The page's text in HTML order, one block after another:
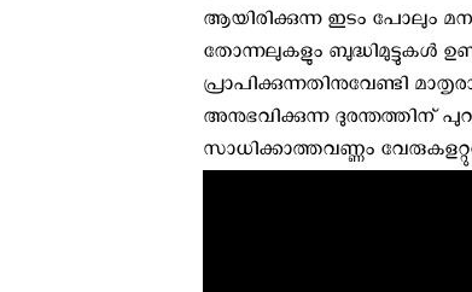
ആയിരിക്കുന്ന ഇടം പോലും
തോന്നലുകളും ബുദ്ധിമുട്ടുകൾ
പ്രാപിക്കുന്നതിനുവേണ്ടി
അനുഭവിക്കുന്ന ദുരന്തത്തിന്
സാധിക്കാത്തവണ്ണം